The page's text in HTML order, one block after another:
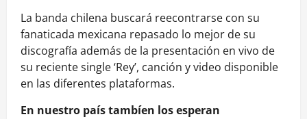
La banda chilena buscará reecontrarse con su
fanaticada mexicana repasado lo mejor de su
discografía además de la presentación en vivo de
su reciente single ‘Rey’, canción y video disponible
en las diferentes plataformas.
En nuestro país tambíen los esperan